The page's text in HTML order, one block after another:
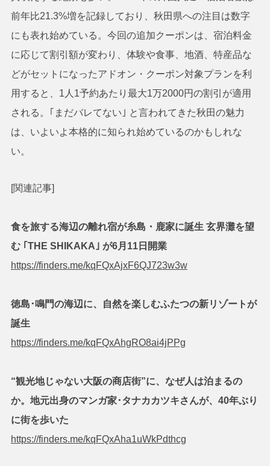
前年比21.3%増を記録しており、秋田県への注目は数字
にも表れ始めている。今回の追加クーポンは、宿泊料金
に応じて割引額が変わり、体験や食事、地酒、特産品な
どがセットになったアドオン・クーポン対象プランを利
用すると、1人1予約あたり最大1万2000円の割引が適用
される。｢まだバレてない｣ と言われてきた秋田の魅力
は、いよいよ本格的に知られ始めているのかもしれな
い。
[関連記事]
食を旅する海辺の離れ宿が糸島・鹿家に誕生 玄界灘を望
む ｢THE SHIKAKA｣ が6月11日開業
https://finders.me/kqFQxAjxF6QJ723w3w
徳島･鳴門の海辺に、自然を楽しむふたつの新リゾートが
誕生
https://finders.me/kqFQxAhgRO8ai4jPPg
“観光地じゃない大阪の商店街”に、なぜ人は泊まるの
か。地元出身のマンガ家･タナカカツキさんが、40年ぶり
に街を歩いた
https://finders.me/kqFQxAha1uWkPdthcg